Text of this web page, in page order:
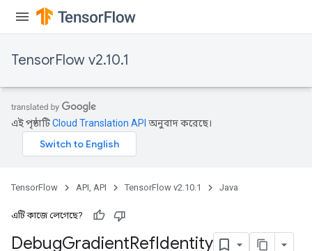
TensorFlow v2.10.1
এই পৃষ্ঠাটিCloud Translation API অনুবাদ করেছে।
TensorFlow API, API TensorFlow v2.10.1 Java
এটি কাজে লেগেছে?
DebugGradientRefIdentity